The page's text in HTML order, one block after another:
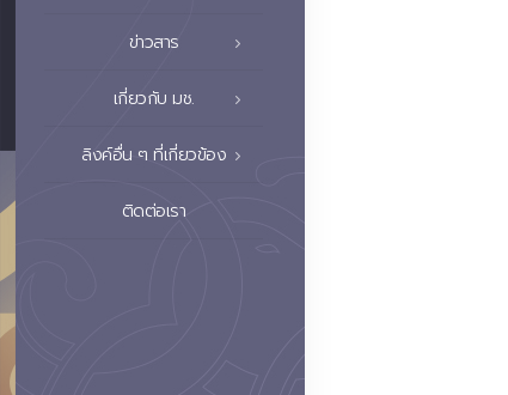
ข่าวสาร
เกี่ยวกับ มช.
ลิงค์อื่น ๆ ที่เกี่ยวข้อง
ติดต่อเรา